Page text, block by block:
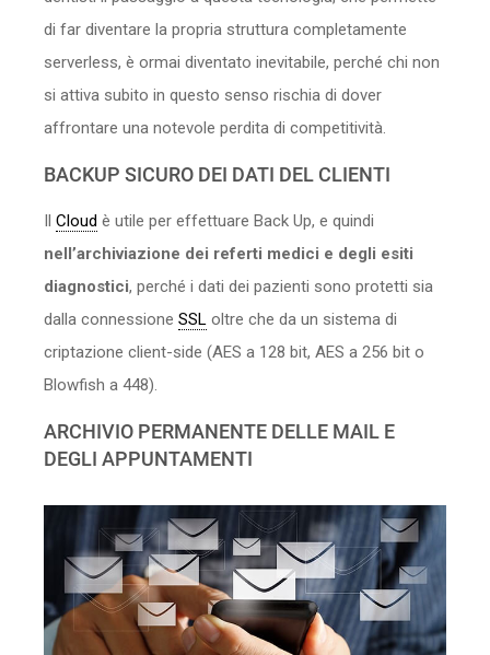
di far diventare la propria struttura completamente
serverless, è ormai diventato inevitabile, perché chi non
si attiva subito in questo senso rischia di dover
affrontare una notevole perdita di competitività.
BACKUP SICURO DEI DATI DEL CLIENTI
Il Cloud è utile per effettuare Back Up, e quindi
nell’archiviazione dei referti medici e degli esiti
diagnostici, perché i dati dei pazienti sono protetti sia
dalla connessione SSL oltre che da un sistema di
criptazione client-side (AES a 128 bit, AES a 256 bit o
Blowfish a 448).
ARCHIVIO PERMANENTE DELLE MAIL E
DEGLI APPUNTAMENTI